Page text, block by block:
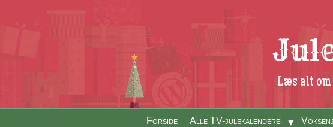
Læs alt
Forside Alle TV-julekalendere